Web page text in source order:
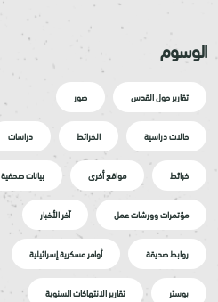
الوسوم
تقارير حول القدس صور
حالات دراسية الخرائط دراسات
خرائط مواقع أخرى بيانات صحفية
مؤتمرات وورشات عمل آخر الأخبار
روابط صديقة أوامر عسكرية إسرائيلية
بوستر تقارير الانتهاكات السنوية